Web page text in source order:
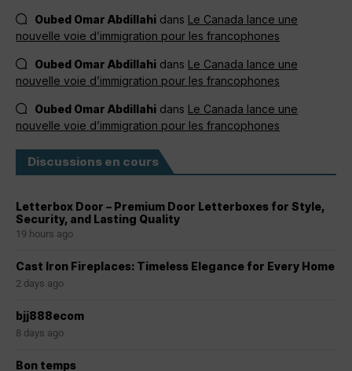
Oubed Omar Abdillahi dans Le Canada lance une
nouvelle voie d’immigration pour les francophones
Oubed Omar Abdillahi dans Le Canada lance une
nouvelle voie d’immigration pour les francophones
Oubed Omar Abdillahi dans Le Canada lance une
nouvelle voie d’immigration pour les francophones
Discussions en cours
Letterbox Door – Premium Door Letterboxes for Style,
Security, and Lasting Quality
19 hours ago
Cast Iron Fireplaces: Timeless Elegance for Every Home
2 days ago
bjj888ecom
8 days ago
Bon temps